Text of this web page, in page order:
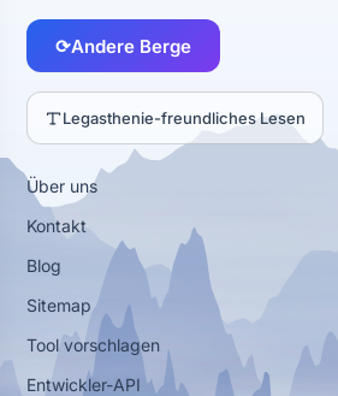
⟳Andere Berge
Legasthenie-freundliches Lesen
Über uns
Kontakt
Blog
Sitemap
Tool vorschlagen
Entwickler-API